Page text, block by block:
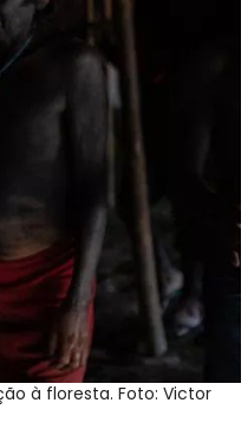
à floresta. Foto: Victor